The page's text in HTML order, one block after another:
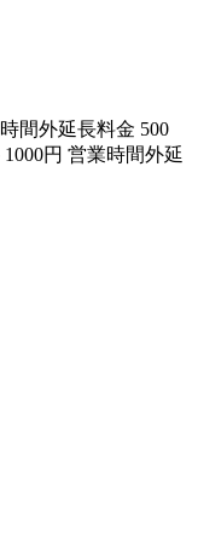
間外延長料金 500
円 営業時間外延